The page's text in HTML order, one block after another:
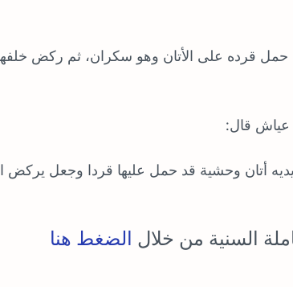
قرده على الأتان وهو سكران، ثم ركض
عياش قال:
أتان وحشية قد حمل عليها قردا وجعل يركض
السنية من خلال الضغط هنا